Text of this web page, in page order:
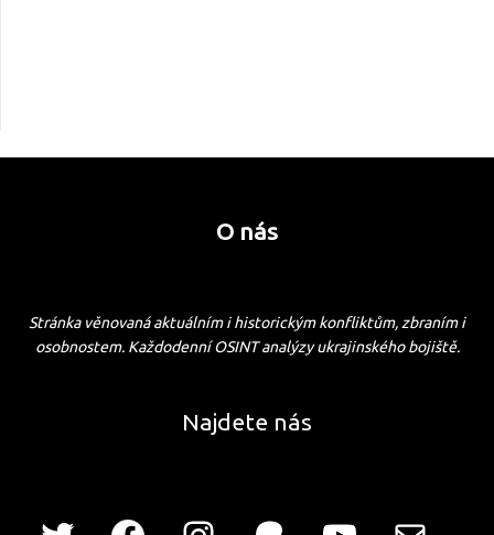
O nás
Stránka věnovaná aktuálním i historickým konfliktům, zbraním i
osobnostem. Každodenní OSINT analýzy ukrajinského bojiště.
Najdete nás